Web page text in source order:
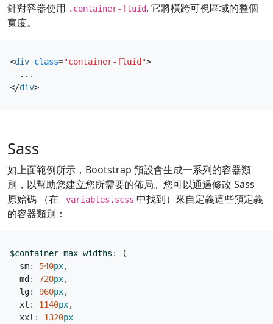
針對容器使用 .container-fluid, 它將橫跨可視區域的整個
寬度。
<div class="container-fluid">
</div>
Sass
如上面範例所示，Bootstrap 預設會生成一系列的容器類
別，以幫助您建立您所需要的佈局。您可以通過修改 Sass
原始碼 （在
_variables.scss 中找到）來自定義這些預定義
的容器類別：
$container-max-widths :
(
sm: 540px,
md : 720px,
lg: 960px,
xl : 1140px,
xxl : 1320px